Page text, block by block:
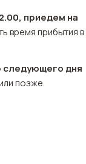
приедем на
время прибытия в
следующего дня
позже.